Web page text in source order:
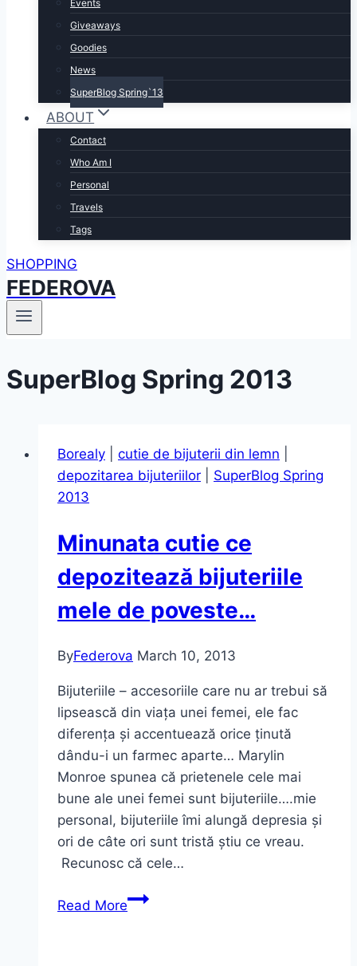
Events
Giveaways
Goodies
News
SuperBlog Spring`13
ABOUT
Contact
Who Am I
Personal
Travels
Tags
SHOPPING
FEDEROVA
SuperBlog Spring 2013
Borealy cutie de bijuterii din lemn
depozitarea bijuteriilor
SuperBlog Spring
2013
Minunata cutie ce
depozitează bijuteriile
mele de poveste…
ByFederova March 10, 2013
Bijuteriile – accesoriile care nu ar trebui să
lipsească din viața unei femei, ele fac
diferența și accentuează orice ținută
dându-i un farmec aparte… Marylin
Monroe spunea că prietenele cele mai
bune ale unei femei sunt bijuteriile….mie
personal, bijuteriile îmi alungă depresia și
ori de câte ori sunt tristă știu ce vreau.
Recunosc că cele…
Read MoreMinunata